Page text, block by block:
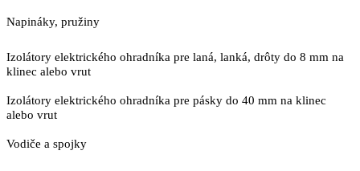
Napináky, pružiny
Izolátory elektrického ohradníka pre laná, lanká, drôty do 8 mm na
klinec alebo vrut
Izolátory elektrického ohradníka pre pásky do 40 mm na klinec
alebo vrut
Vodiče a spojky